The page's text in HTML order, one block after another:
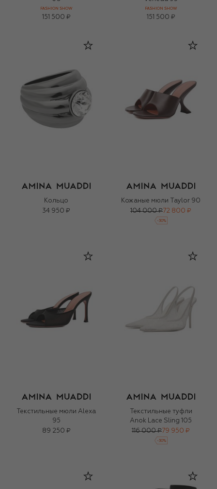
FASHION SHOW
151 500 ₽
FASHION SHOW
151 500 ₽
Кольцо
34 950 ₽
Кожаные мюли Taylor 90
104 000 ₽72 800 ₽
-30%
Текстильные мюли Alexa
95
89 250 ₽
Текстильные туфли
Anok Lace Sling 105
116 000 ₽79 950 ₽
-30%